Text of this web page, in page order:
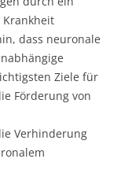
dass neuronale
Ziele für
Förderung von
Verhinderung